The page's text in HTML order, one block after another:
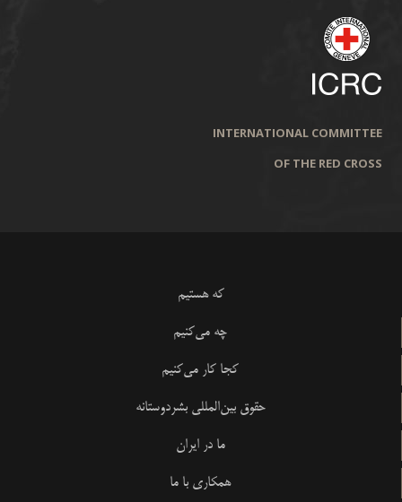
INTERNATIONAL COMMITTEE
OF THE RED CROSS
که هستیم
چه می‌کنیم
کجا کار می‌کنیم
حقوق بین‌المللی بشردوستانه
ما در ایران
همکاری با ما